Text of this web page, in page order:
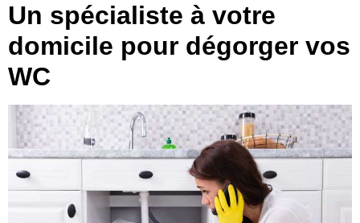
Un spécialiste à votre
domicile pour dégorger vos
WC